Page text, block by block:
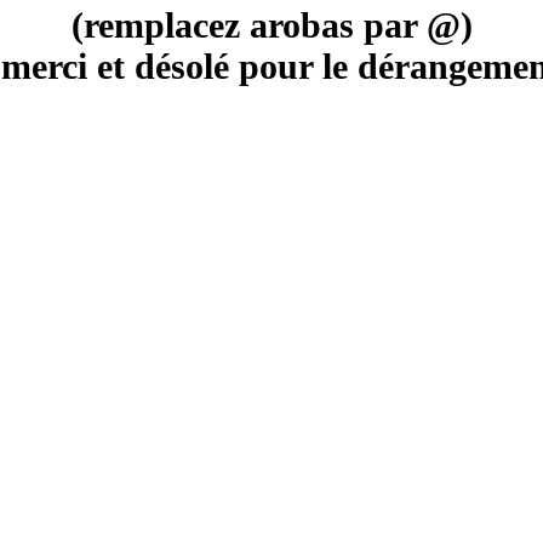
(remplacez arobas par @)
et désolé pour le